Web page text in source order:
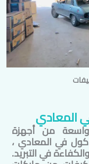
المعادي
من أجهزة
كول فيالمعادي،
في التبريد.